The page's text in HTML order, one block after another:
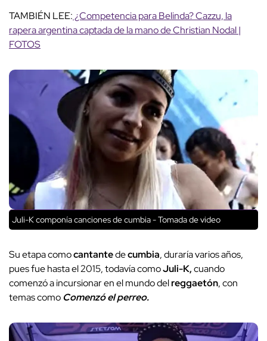
TAMBIÉN LEE:¿Competencia para Belinda? Cazzu, la
rapera argentina captada de la mano de Christian Nodal |
FOTOS
Juli-K componía canciones de cumbia - Tomada de video
Su etapa comocantantedecumbia, duraría varios años,
pues fue hasta el 2015, todavía comoJuli-K,cuando
comenzó a incursionar en el mundo delreggaetón, con
temas comoComenzó el perreo.